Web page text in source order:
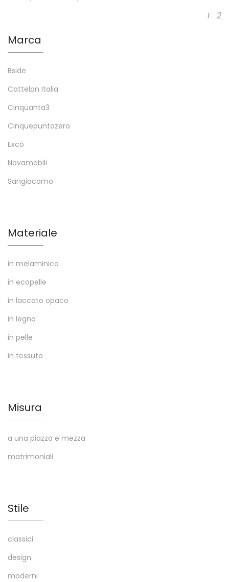
1 2
Marca
Bside
Cattelan Italia
Cinquanta3
Cinquepuntozero
Excò
Novamobili
Sangiacomo
Materiale
in melaminico
in ecopelle
in laccato opaco
in legno
in pelle
in tessuto
Misura
a una piazza e mezza
matrimoniali
Stile
classici
design
moderni